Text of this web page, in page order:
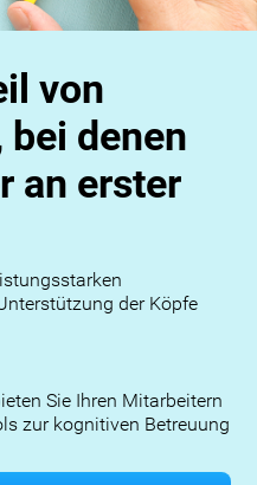
von
bei denen
an erster
der Köpfe
Sie Ihren Mitarbeitern
zur kognitiven Betreuung